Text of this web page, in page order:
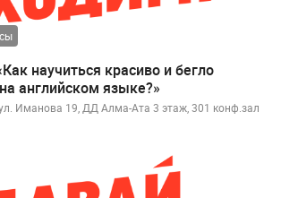
научиться красиво и бегло
английском языке?»
Иманова 19, ДД Алма-Ата 3 этаж, 301 конф.зал